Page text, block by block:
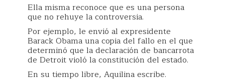
Ella misma reconoce que es una persona
que no rehuye la controversia.
Por ejemplo, le envió al expresidente
Barack Obama una copia del fallo en el que
determinó que la declaración de bancarrota
de Detroit violó la constitución del estado.
En su tiempo libre, Aquilina escribe.